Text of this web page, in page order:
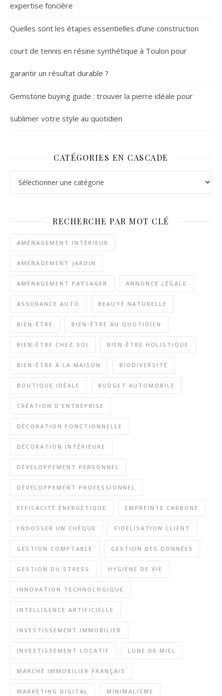
expertise foncière
Quelles sont les étapes essentielles d’une construction
court de tennis en résine synthétique à Toulon pour
garantir un résultat durable ?
Gemstone buying guide : trouver la pierre idéale pour
sublimer votre style au quotidien
CATÉGORIES EN CASCADE
RECHERCHE PAR MOT CLÉ
AMÉNAGEMENT INTÉRIEUR
AMÉNAGEMENT JARDIN
AMÉNAGEMENT PAYSAGER ANNONCE LÉGALE
ASSURANCE AUTO BEAUTÉ NATURELLE
BIEN-ÊTRE BIEN-ÊTRE AU QUOTIDIEN
BIEN-ÊTRE CHEZ SOI BIEN-ÊTRE HOLISTIQUE
BIEN-ÊTRE À LA MAISON BIODIVERSITÉ
BOUTIQUE IDÉALE BUDGET AUTOMOBILE
CRÉATION D'ENTREPRISE
DÉCORATION FONCTIONNELLE
DÉCORATION INTÉRIEURE
DÉVELOPPEMENT PERSONNEL
DÉVELOPPEMENT PROFESSIONNEL
EFFICACITÉ ÉNERGÉTIQUE EMPREINTE CARBONE
ENDOSSER UN CHÈQUE FIDÉLISATION CLIENT
GESTION COMPTABLE GESTION DES DONNÉES
GESTION DU STRESS HYGIÈNE DE VIE
INNOVATION TECHNOLOGIQUE
INTELLIGENCE ARTIFICIELLE
INVESTISSEMENT IMMOBILIER
INVESTISSEMENT LOCATIF LUNE DE MIEL
MARCHÉ IMMOBILIER FRANÇAIS
MARKETING DIGITAL MINIMALISME